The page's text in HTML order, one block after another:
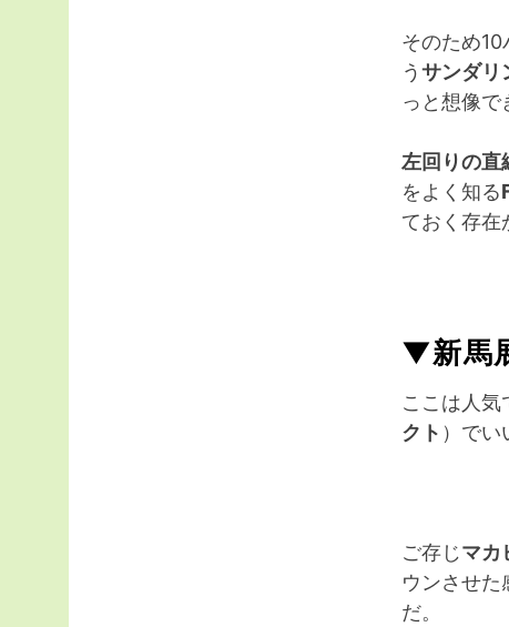
そのため10
うサンダリ
っと想像で
左回りの直
をよく知る
ておく存在
▼新馬
ここは人気
クト ）でい
ご存じマカ
ウンさせた
だ。